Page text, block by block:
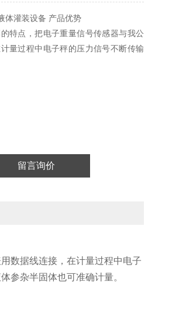
体灌装设备 产品优势
特点，把电子重量信号传感器与我公
量过程中电子秤的压力信号不断传输
留言询价
数据线连接，在计量过程中电子
参杂半固体也可准确计量。